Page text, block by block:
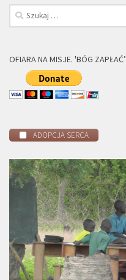
Szukaj:
OFIARA NA MISJE. 'BÓG ZAPŁAĆ’
ADOPCJA SERCA